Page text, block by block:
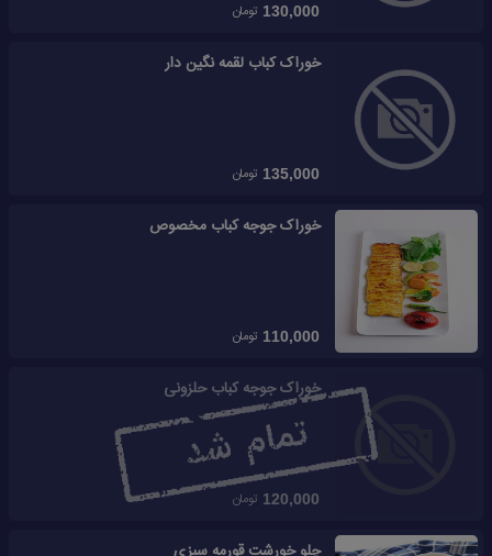
130,000 تومان
خوراک کباب لقمه نگین دار
135,000 تومان
خوراک جوجه کباب مخصوص
110,000 تومان
خوراک جوجه کباب حلزونی
120,000 تومان